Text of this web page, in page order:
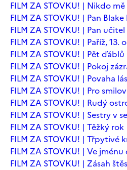
FILM ZA STOVKU! | Nikdo
FILM ZA STOVKU! | Pan
FILM ZA STOVKU! | Pan
FILM ZA STOVKU! | Paříž, 13.
FILM ZA STOVKU! | Pět ďáblů
FILM ZA STOVKU! | Pokoj
FILM ZA STOVKU! | Povaha
FILM ZA STOVKU! | Pro
FILM ZA STOVKU! | Rudý
FILM ZA STOVKU! | Sestry v
FILM ZA STOVKU! | Těžký rok
FILM ZA STOVKU! | Třpytivé
FILM ZA STOVKU! | Ve jménu
FILM ZA STOVKU! | Zásah